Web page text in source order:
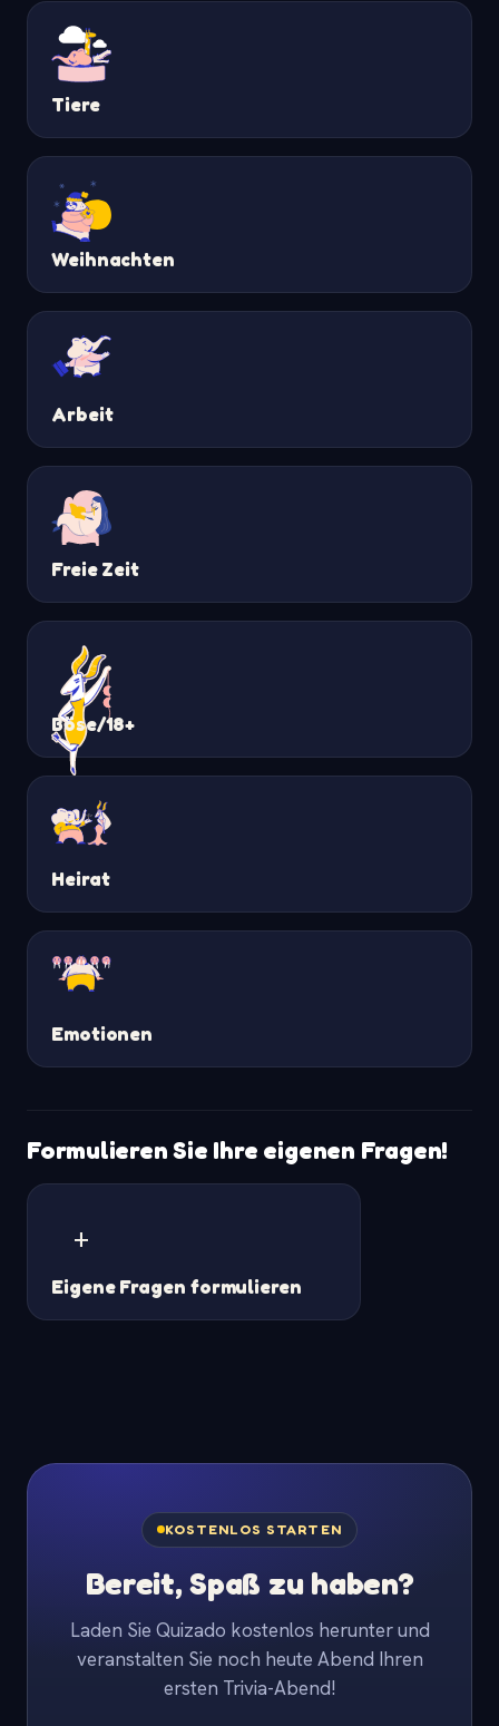
Tiere
Weihnachten
Arbeit
Freie Zeit
Böse/18+
Heirat
Emotionen
Formulieren Sie Ihre eigenen Fragen!
+
Eigene Fragen formulieren
KOSTENLOS STARTEN
Bereit, Spaß zu haben?
Laden Sie Quizado kostenlos herunter und
veranstalten Sie noch heute Abend Ihren
ersten Trivia-Abend!